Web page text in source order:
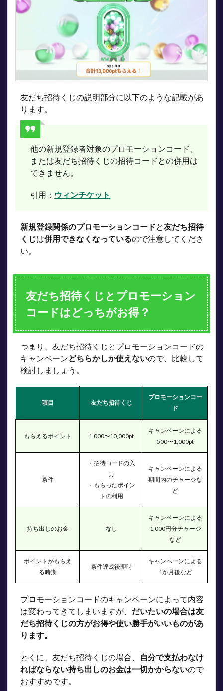
友だち招待くじの説明部分に以下のような記載があ
ります。
他の新規登録者対象のプロモーションコード、
または友だち招待くじの招待コードとの併用は
できません。
引用： ウィンチケット
新規登録関係のプロモーションコードと友だち招待
くじは併用できなくなっているので注意してくださ
い。
友だち招待くじとプロモーション
コードはどっちがお得？
つまり、友だち招待くじとプロモーションコードの
キャンペーンどちらかしか使えないので、比較して
検討しましょう。
項目 友だち招待くじ
プロモーションコー
ド
もらえるポイント 1,000〜10,000pt
キャンペーンによる
500〜1,000pt
条件
・招待コードの入
力
・もらったポイン
トの利用
キャンペーンによる
期間内のチャージな
ど
持ち出しのお金 なし
キャンペーンによる
1,000円分チャージ
など
ポイントがもらえ
る時期
条件達成後即時
キャンペーンによる
1か月後など
プロモーションコードのキャンペーンによって内容
は変わってきてしまいますが、 だいたいの場合は友
だち招待くじの方がお得や使い勝手がいいものがあ
ります。
とくに、友だち招待くじの場合、
自分で支払わなけ
ればならない持ち出しのお金は一切かからないので
おすすめです。